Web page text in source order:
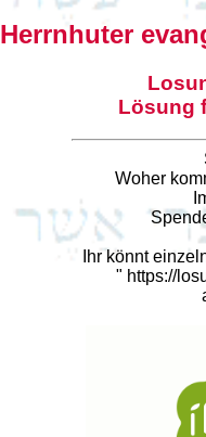
Herrnhuter
Lösung
Woher
Ihr könnt
" https://